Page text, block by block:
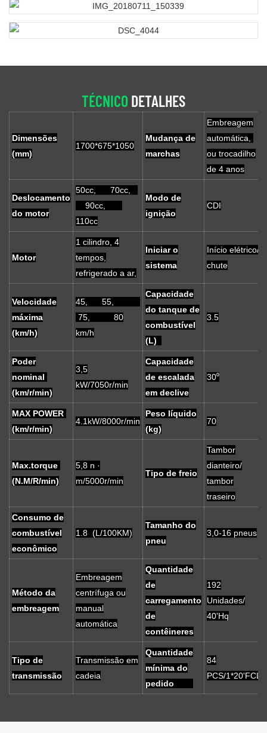
TÉCNICO DETALHES
Dimensões
(mm)
1700*675*1050
Mudança de
marchas
Embreagem
automática,
ou trocadilho
de 4 anos
Deslocamento
do motor
50cc, 70cc,
90cc,
110cc
Modo de
ignição
CDI
Motor
1 cilindro, 4
tempos,
refrigerado a ar,
Iniciar o
sistema
Início elétrico/
chute
Velocidade
máxima
(km/h)
45, 55,
75, 80
km/h
Capacidade
do tanque de
combustível
(L)
3.5
Poder
nominal
(km/r/min)
3,5
kW/7050r/min
Capacidade
de escalada
em declive
30⁰
MAX POWER
(km/r/min)
4.1kW/8000r/min
Peso líquido
(kg)
70
Max.torque
(N.M/R/min)
5,8 n ·
m/5000r/min
Tipo de freio
Tambor
dianteiro/
tambor
traseiro
Consumo de
combustível
econômico
1.8 (L/100KM)
Tamanho do
pneu
3,0-16 pneus
Método da
embreagem
Embreagem
centrífuga ou
manual
automática
Quantidade
de
carregamento
de
contêineres
192
Unidades/
40'Hq
Tipo de
transmissão
Transmissão em
cadeia
Quantidade
mínima do
pedido
84
PCS/1*20'FCL